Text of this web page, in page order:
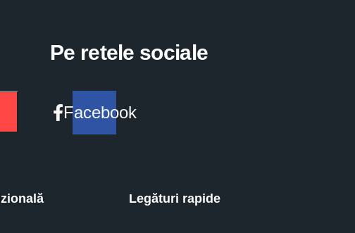
Pe retele sociale
Facebook
Legături rapide